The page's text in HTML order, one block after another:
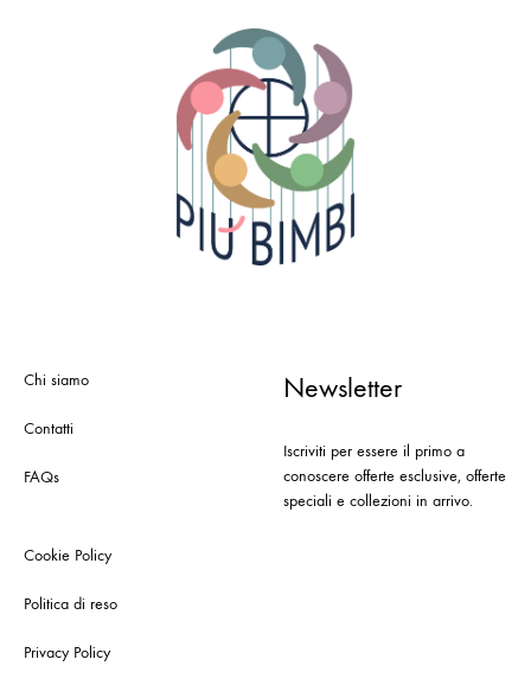
Chi siamo
Contatti
FAQs
Cookie Policy
Politica di reso
Privacy Policy
Newsletter
Iscriviti per essere il primo a
conoscere offerte esclusive, offerte
speciali e collezioni in arrivo.